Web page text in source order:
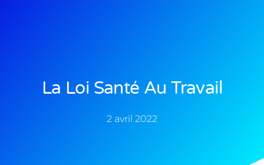
La Loi Santé Au Travail
2 avril 2022